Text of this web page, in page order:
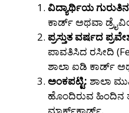
ವಿದ್ಯಾರ್ಥಿಯ
ಕಾರ್ಡ್ ಅಥವಾ
ಪ್ರಸ್ತುತ ವರ್ಷದ
ಪಾವತಿಸಿದ ರಸೀದಿ
ಶಾಲಾ ಐಡಿ ಕಾರ್ಡ್
ಅಂಕಪಟ್ಟಿ: ಶಾಲಾ
ಹೊಂದಿರುವ